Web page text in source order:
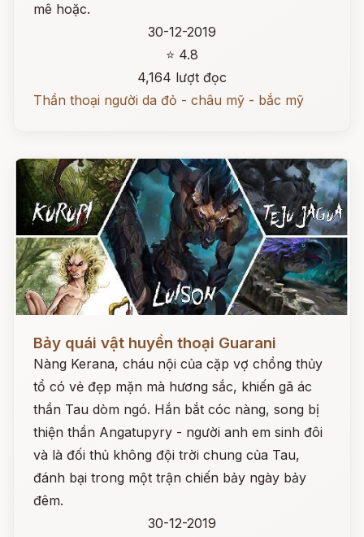
mê hoặc.
30-12-2019
⭐ 4.8
4,164 lượt đọc
Thần thoại người da đỏ - châu mỹ - bắc mỹ
Bảy quái vật huyền thoại Guarani
Nàng Kerana, cháu nội của cặp vợ chồng thủy
tổ có vẻ đẹp mặn mà hương sắc, khiến gã ác
thần Tau dòm ngó. Hắn bắt cóc nàng, song bị
thiện thần Angatupyry - người anh em sinh đôi
và là đối thủ không đội trời chung của Tau,
đánh bại trong một trận chiến bảy ngày bảy
đêm.
30-12-2019